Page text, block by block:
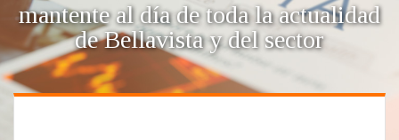
mantente al día de toda la actualidad
de Bellavista y del sector